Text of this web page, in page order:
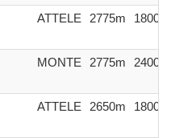
ATTELE 2775m
MONTE 2775m
ATTELE 2650m